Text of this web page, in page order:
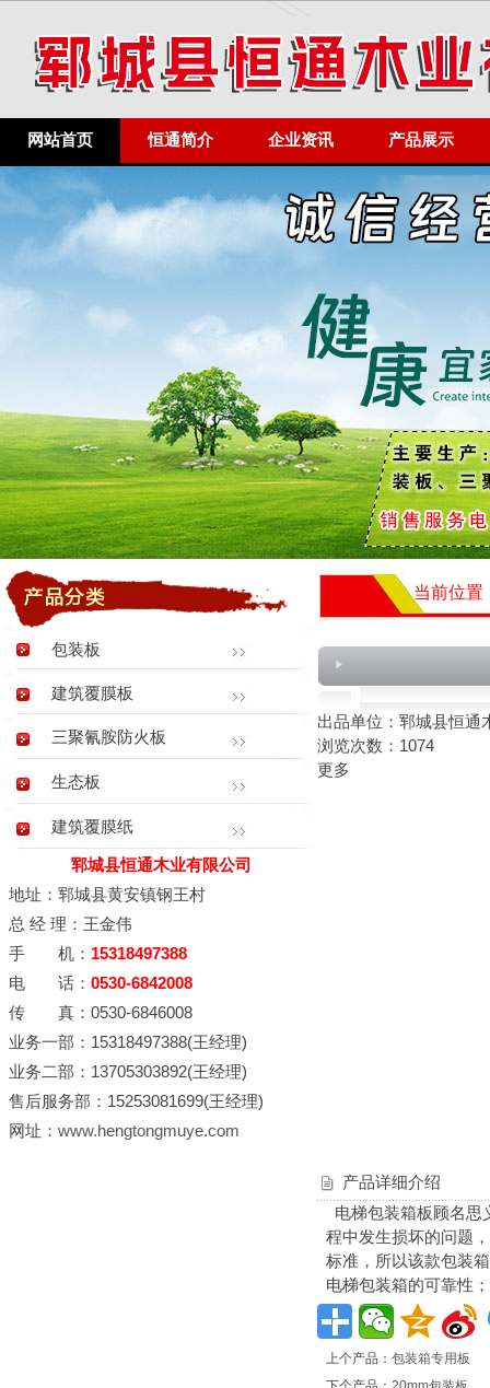
网站首页 恒通简介 企业资讯 产品展示
包装板
建筑覆膜板
三聚氰胺防火板
生态板
建筑覆膜纸
郓城县恒通木业有限公司
地址：郓城县黄安镇钢王村
总 经 理：王金伟
手 机： 15318497388
电 话： 0530-6842008
传 真：0530-6846008
业务一部：15318497388(王经理)
业务二部：13705303892(王经理)
售后服务部：15253081699(王经理)
网址： www.hengtongmuye.com
当前位置
出品单位：郓城县恒通
浏览次数：1074
更多
产品详细介绍
电梯包装箱板顾名思
程中发生损坏的问题
标准，所以该款包装
电梯包装箱的可靠性
上个产品： 包装箱专用板